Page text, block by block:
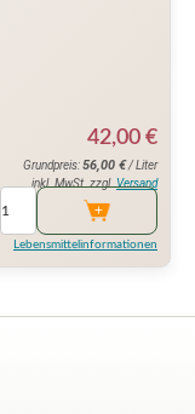
42,00 €
Grundpreis:56,00 €/ Liter
inkl. MwSt. zzgl. Versand
Lebensmittelinformationen